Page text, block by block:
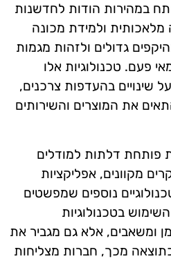
במהירות הודות לחדשנות
מלאכותית ולמידת מכונה
גדולים ולזהות מגמות
פעם. טכנולוגיות אלו
שינויים בהעדפות צרכנים,
את המוצרים והשירותים
פותחת דלתות למודלים
מקוונים, אפליקציות
נוספים שמפשטים
בטכנולוגיות
ומשאבים, אלא גם מגביר את
מכך, חברות מצליחות